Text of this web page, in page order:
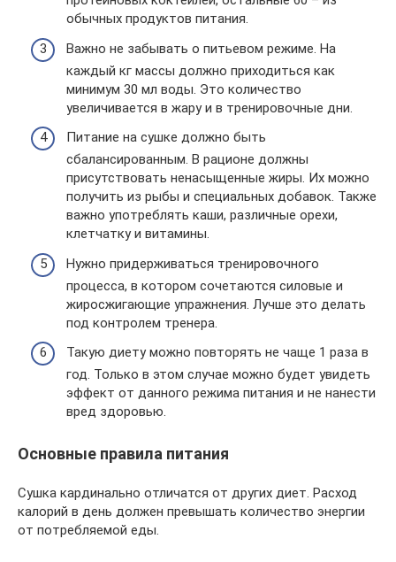
обычных продуктов питания.
Важно не забывать о питьевом режиме. На
каждый кг массы должно приходиться как
минимум 30 мл воды. Это количество
увеличивается в жару и в тренировочные дни.
Питание на сушке должно быть
сбалансированным. В рационе должны
присутствовать ненасыщенные жиры. Их можно
получить из рыбы и специальных добавок. Также
важно употреблять каши, различные орехи,
клетчатку и витамины.
Нужно придерживаться тренировочного
процесса, в котором сочетаются силовые и
жиросжигающие упражнения. Лучше это делать
под контролем тренера.
Такую диету можно повторять не чаще 1 раза в
год. Только в этом случае можно будет увидеть
эффект от данного режима питания и не нанести
вред здоровью.
Основные правила питания
Сушка кардинально отличатся от других диет. Расход
калорий в день должен превышать количество энергии
от потребляемой еды.